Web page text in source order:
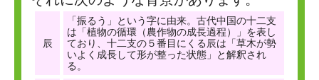
辰
「振るう」という字に由来。古代中国の十二支
は「植物の循環（農作物の成長過程）」を表し
ており、十二支の５番目にくる辰は「草木が勢
いよく成長して形が整った状態」と解釈され
る。